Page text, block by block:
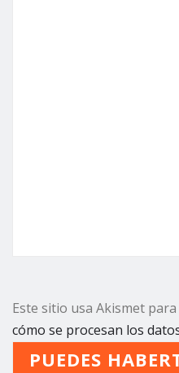
Este sitio usa Akismet
cómo se procesan los
PUEDES